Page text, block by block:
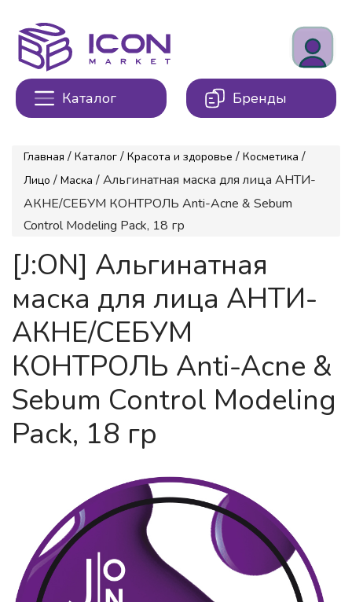
Каталог Бренды
Главная / Каталог / Красота и здоровье / Косметика /
Лицо / Маска / Альгинатная маска для лица АНТИ-
АКНЕ/СЕБУМ КОНТРОЛЬ Anti-Acne & Sebum
Control Modeling Pack, 18 гр
[J:ON] Альгинатная
маска для лица АНТИ-
АКНЕ/СЕБУМ
КОНТРОЛЬ Anti-Acne &
Sebum Control Modeling
Pack, 18 гр